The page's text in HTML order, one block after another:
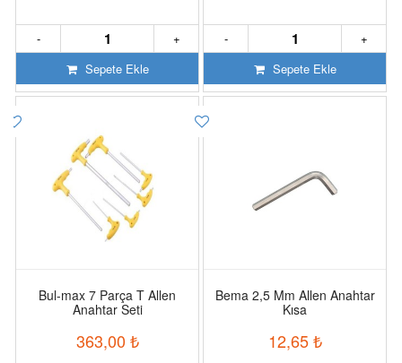
+
-
Sepete Ekle
+
-
Sepete Ekle
Bul-max 7 Parça T Allen
Anahtar Seti
363,00 ₺
Bema 2,5 Mm Allen Anahtar
Kısa
12,65₺